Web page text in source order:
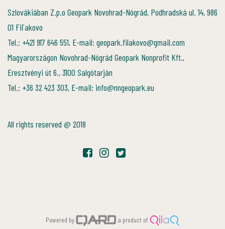
Szlovákiában Z.p.o Geopark Novohrad-Nógrád, Podhradská ul. 14, 986
01 Fiľakovo
Tel.: +421 917 646 551, E-mail: geopark.filakovo@gmail.com
Magyarországon Novohrad-Nógrád Geopark Nonprofit Kft.,
Eresztvényi út 6., 3100 Salgótarján
Tel.: +36 32 423 303, E-mail: info@nngeopark.eu
All rights reserved @ 2018
Powered by a product of